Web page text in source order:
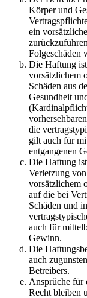
Körper und
ein
Folgeschäden
Die Haftung
vorsätzlichem
Schäden aus
Gesundheit
die
gilt auch für
entgangenen
Die Haftung
Verletzung
vorsätzlichem
auf die bei
Schäden und
auch für
Gewinn.
Die
auch
Betreibers.
Ansprüche für
Recht bleiben